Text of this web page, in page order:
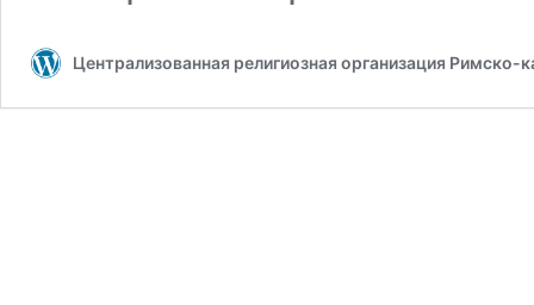
Централизованная религиозная организация